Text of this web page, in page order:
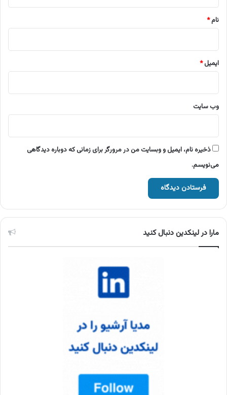
نام*
ایمیل*
وب‌ سایت
ذخیره نام، ایمیل و وبسایت من در مرورگر برای زمانی که دوباره دیدگاهی
می‌نویسم.
مارا در لینکدین دنبال کنید